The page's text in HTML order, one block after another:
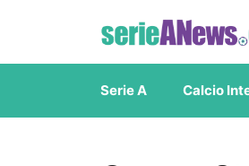
contenuto
Serie A Calcio